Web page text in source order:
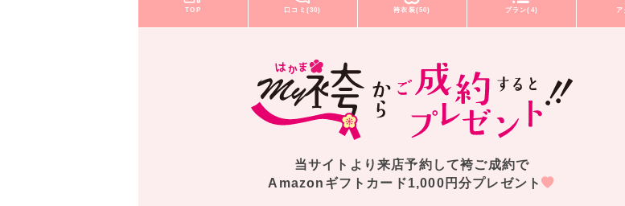
TOP 口コミ(30) 袴衣装(50) プラン(4) ア
当サイトより来店予約して袴ご成約で
Amazonギフトカード1,000円分プレゼント